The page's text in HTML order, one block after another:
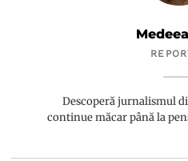
Descoperă jurnalismul
continue măcar până la